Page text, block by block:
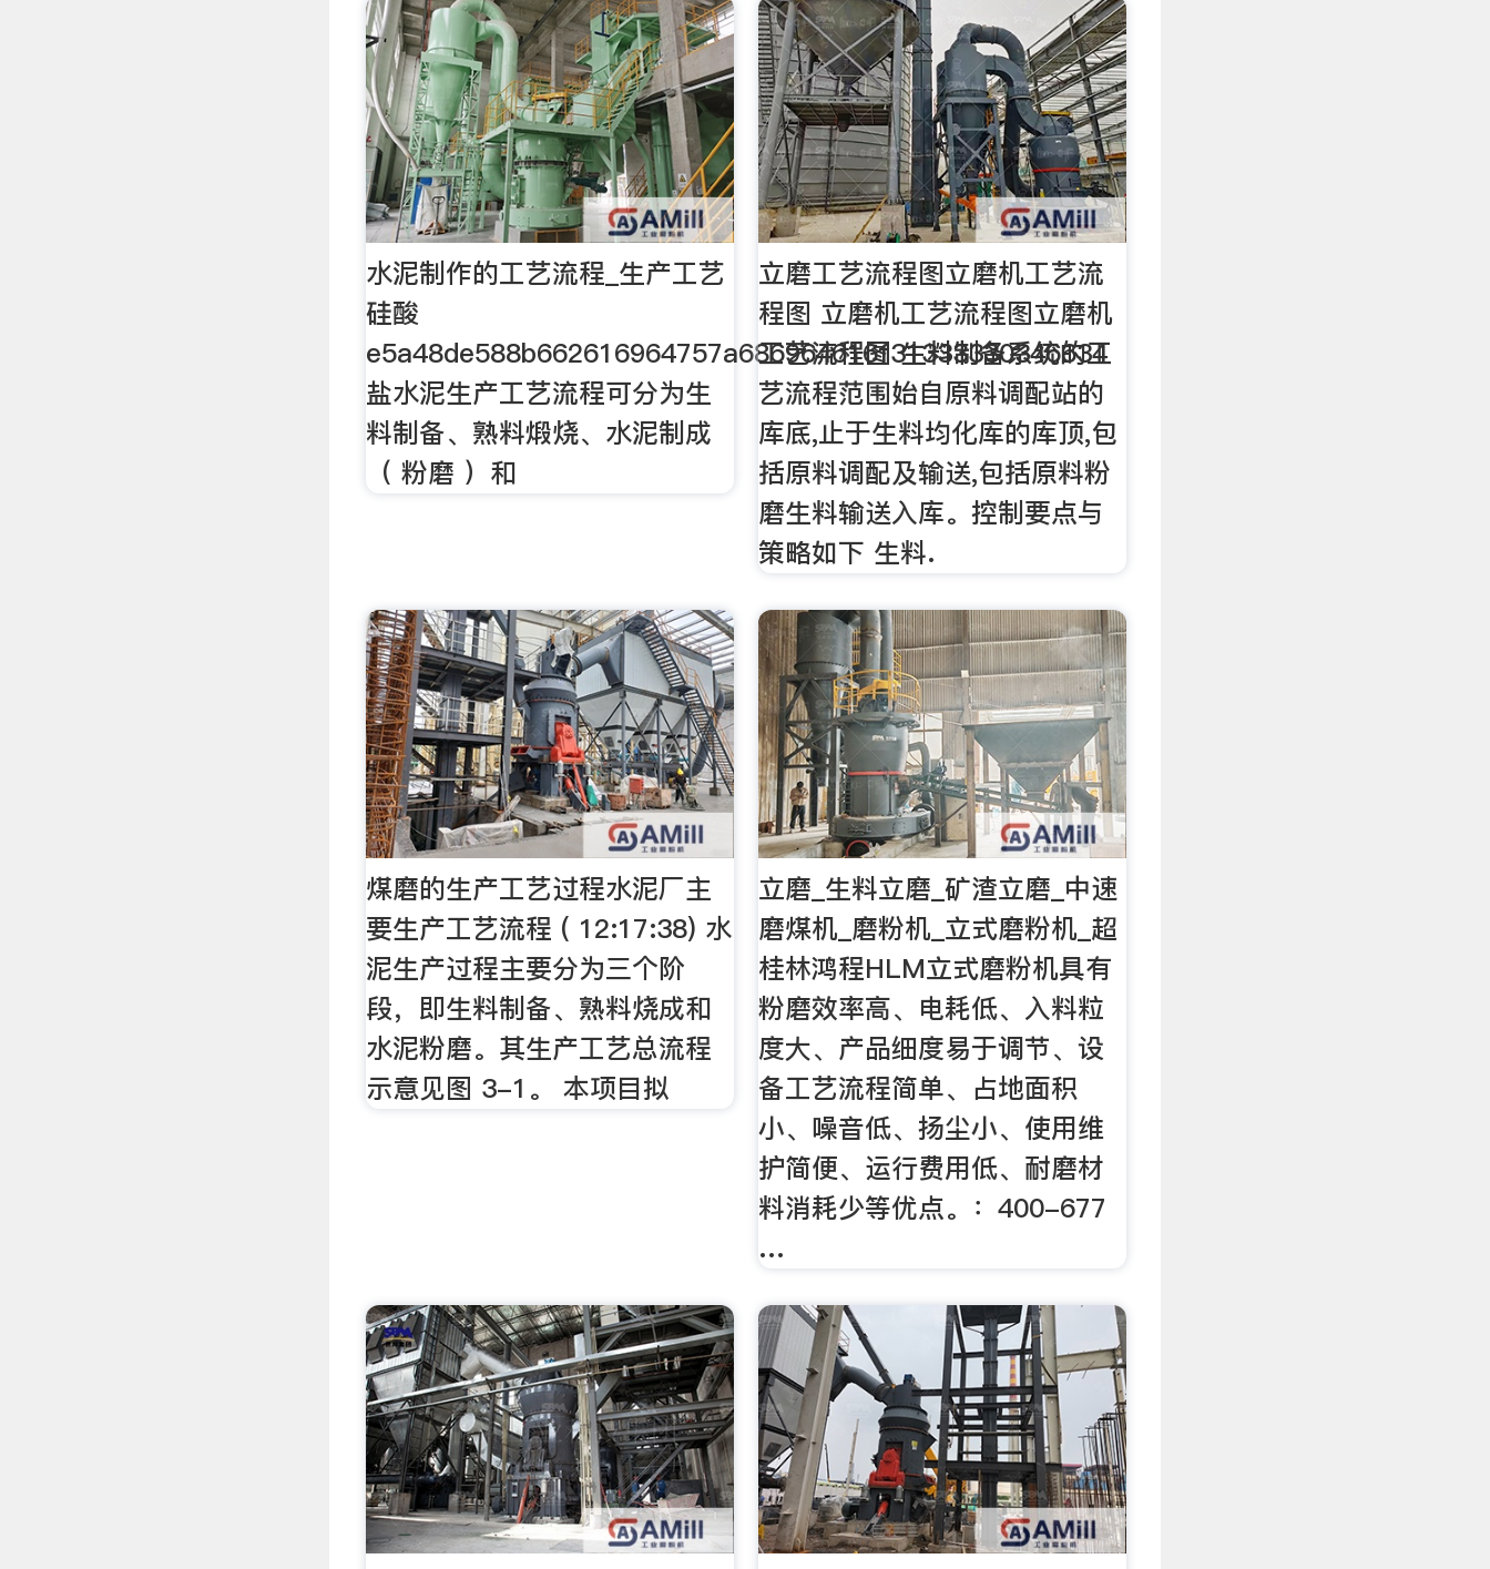
水泥制作的工艺流程_生产工艺
硅酸
e5a48de588b662616964757a686964616f31333330346634
盐水泥生产工艺流程可分为生
料制备、熟料煅烧、水泥制成
（ 粉磨 ）和
立磨工艺流程图立磨机工艺流
程图 立磨机工艺流程图立磨机
工艺流程图 生料制备系统的工
艺流程范围始自原料调配站的
库底,止于生料均化库的库顶,包
括原料调配及输送,包括原料粉
磨生料输送入库。控制要点与
策略如下 生料.
煤磨的生产工艺过程水泥厂主
要生产工艺流程 ( 12:17:38) 水
泥生产过程主要分为三个阶
段，即生料制备、熟料烧成和
水泥粉磨。其生产工艺总流程
示意见图 3-1。 本项目拟
立磨_生料立磨_矿渣立磨_中速
磨煤机_磨粉机_立式磨粉机_超
桂林鸿程HLM立式磨粉机具有
粉磨效率高、电耗低、入料粒
度大、产品细度易于调节、设
备工艺流程简单、占地面积
小、噪音低、扬尘小、使用维
护简便、运行费用低、耐磨材
料消耗少等优点。：400-677
…